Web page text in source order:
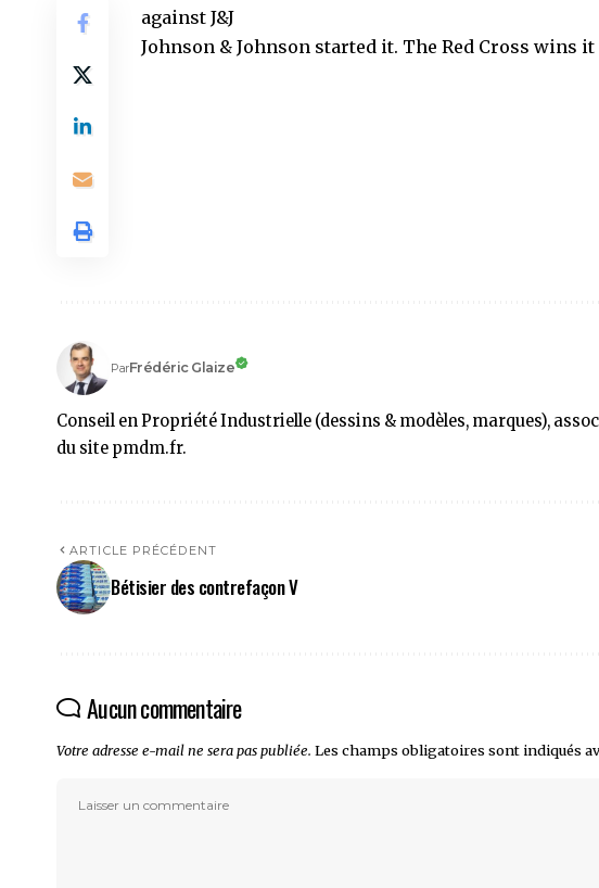
against J&J
Johnson & Johnson started it. The Red Cross wins it
ParFrédéric Glaize
Conseil en Propriété Industrielle (dessins & modèles, marques),
du site pmdm.fr.
ARTICLE PRÉCÉDENT
Bétisier des contrefaçon V
Aucun commentaire
Votre adresse e-mail ne sera pas publiée. Les champs obligatoires sont indiqués